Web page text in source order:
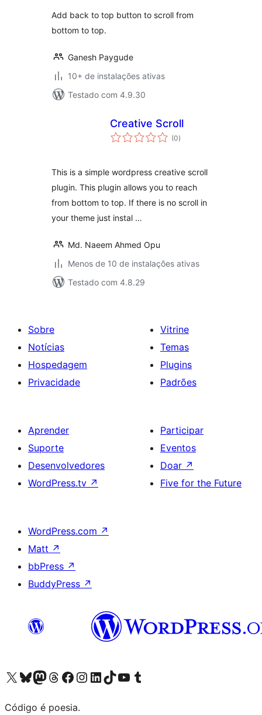
Add back to top button to scroll from
bottom to top.
Ganesh Paygude
10+ de instalações ativas
Testado com 4.9.30
Creative Scroll
(0total
de
)
This is a simple wordpress creative scroll
plugin. This plugin allows you to reach
from bottom to top. If there is no scroll in
your theme just instal …
Md. Naeem Ahmed Opu
Menos de 10 de instalações ativas
Testado com 4.8.29
Sobre
Notícias
Hospedagem
Privacidade
Vitrine
Temas
Plugins
Padrões
Aprender
Suporte
Desenvolvedores
WordPress.tv ↗
Participar
Eventos
Doar ↗
Five for the Future
WordPress.com ↗
Matt ↗
bbPress ↗
BuddyPress ↗
Acessar nossa conta do X (antigo Twitter)
Acessar nossa conta do Bluesky
Acessar nossa conta do Mastodon
Acessar nossa conta do Threads
Acessar nossa página do Facebook
Acessar nossa conta do Instagram
Acessar nossa conta do LinkedIn
Acessar nossa conta do TikTok
Acessar nosso canal do YouTube
Acessar nossa conta no Tumblr
Código é poesia.